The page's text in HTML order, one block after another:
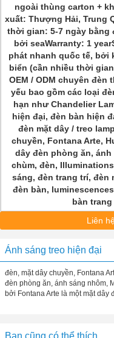
ngoài thùng carton +
xuất: Thượng Hải, Trung
thời gian: 5-7 ngày bằng
bởi seaWarranty: 1
phát nhanh quốc tế, bởi
biển (cần nhiều thời
OEM / ODM chuyên đèn
yếu bao gồm các loại
hạn như Chandelier
hiện đại, đèn bàn hiện
đèn mặt dây / treo
chuyền, Fontana Arte,
dây đèn phòng ăn,
chùm, đèn,
sáng, đèn trang trí, đèn
đèn bàn,
bàn
Liên
Ánh sáng treo hiện đại
đèn, mặt dây chuyền, Fontana
đèn phòng ăn, ánh sáng nhôm,
bởi Fontana Arte là một mặt dây
Bạn cũng có thể thích